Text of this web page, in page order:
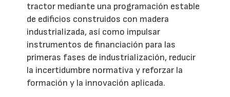
tractor mediante una programación estable
de edificios construidos con madera
industrializada, así como impulsar
instrumentos de financiación para las
primeras fases de industrialización, reducir
la incertidumbre normativa y reforzar la
formación y la innovación aplicada.